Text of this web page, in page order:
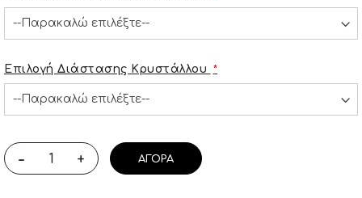
Επιλογή Διάστασης Κρυστάλλου
- + ΑΓΟΡΆ